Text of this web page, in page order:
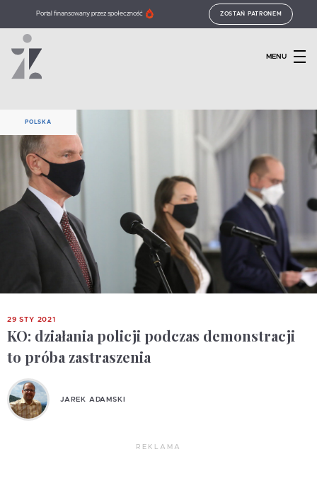
Portal finansowany przez społeczność ZOSTAŃ PATRONEM
MENU
POLSKA
29 STY 2021
KO: działania policji podczas demonstracji
to próba zastraszenia
JAREK ADAMSKI
REKLAMA